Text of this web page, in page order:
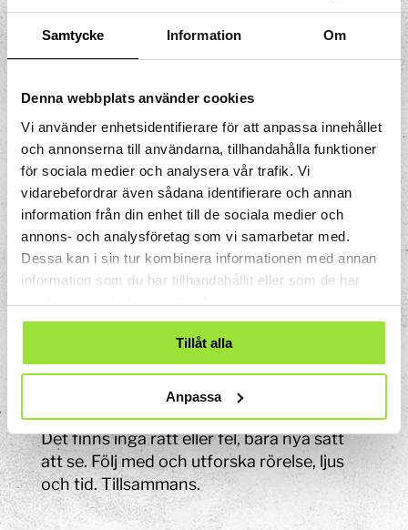
Samtycke Information Om
Denna webbplats använder cookies
Vi använder enhetsidentifierare för att anpassa innehållet
och annonserna till användarna, tillhandahålla funktioner
för sociala medier och analysera vår trafik. Vi
vidarebefordrar även sådana identifierare och annan
information från din enhet till de sociala medier och
annons- och analysföretag som vi samarbetar med.
Dessa kan i sin tur kombinera informationen med annan
information som du har tillhandahållit eller som de har
samlat in när du har använt deras tjänster.
Tillåt alla
Anpassa
rörelse på ett sätt som vi annars inte kan
se. Infrarött-ljus skickas till en
reflekterande vägg som skickar vidare
uppstår. En enkel handling, som att kasta
en boll, kan plötsligt delas upp i en serie
ögonblick, en kastparabel i slow
motion. Experimentet fungerar som en
märklig spegel. Dina rörelser ger direkt
feedback till dina ögon. Kroppen skickar
signaler och bilden svarar. Visste du att vi
ofta rör oss utan att riktigt se hur vi rör
oss? Här får du chansen.
Prova igen!
Vad händer om ni är flera samtidigt?
Vad händer om du rör dig superlångsamt?
Eller så snabbt du kan?
Det finns inga rätt eller fel, bara nya sätt
att se. Följ med och utforska rörelse, ljus
och tid. Tillsammans.